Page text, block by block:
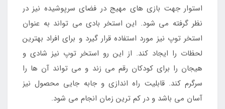
استوار جهت بازی های مهیج در فضای سرپوشیده نیز در
نظر گرفته می شود. این استخر بادی می تواند به عنوان
استخر توپ نیز مورد استفاده قرار گیرد و برای افراد بهترین
لحظات را ایجاد کند. از این رو استخر توپ نیز شادی و
هیجان را برای کودکان رقم می زند و می تواند آن ها را
سرگرم کند. قابلیت راه اندازی و جابه جایی محصول نیز
آسان می باشد و در کم ترین زمان انجام می شود.